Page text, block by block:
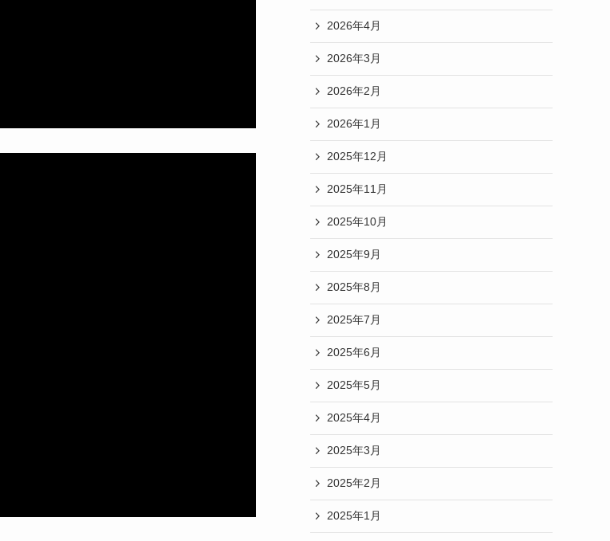
2026年4月
2026年3月
2026年2月
2026年1月
2025年12月
2025年11月
2025年10月
2025年9月
2025年8月
2025年7月
2025年6月
2025年5月
2025年4月
2025年3月
2025年2月
2025年1月